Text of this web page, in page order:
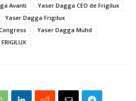
Avanti
Yaser Dagga CEO de Frigilux
Yaser Dagga Frigilux
Yaser Dagga Muhd